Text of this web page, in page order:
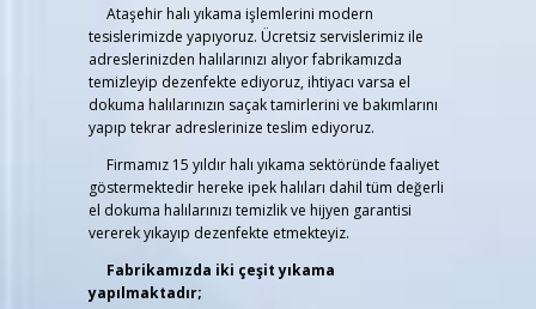
Ataşehir halı yıkama işlemlerini modern
tesislerimizde yapıyoruz. Ücretsiz servislerimiz ile
adreslerinizden halılarınızı alıyor fabrikamızda
temizleyip dezenfekte ediyoruz, ihtiyacı varsa el
dokuma halılarınızın saçak tamirlerini ve bakımlarını
yapıp tekrar adreslerinize teslim ediyoruz.
Firmamız 15 yıldır halı yıkama sektöründe faaliyet
göstermektedir hereke ipek halıları dahil tüm değerli
el dokuma halılarınızı temizlik ve hijyen garantisi
vererek yıkayıp dezenfekte etmekteyiz.
Fabrikamızda iki çeşit yıkama
yapılmaktadır;